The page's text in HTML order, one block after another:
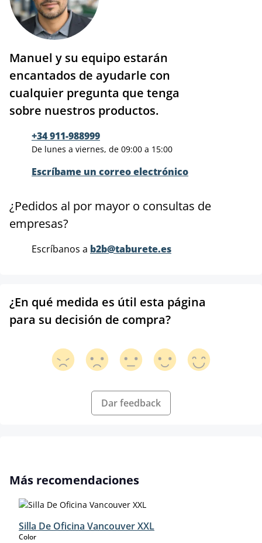
Manuel y su equipo estarán
encantados de ayudarle con
cualquier pregunta que tenga
sobre nuestros productos.
+34 911-988999
De lunes a viernes, de 09:00 a 15:00
Escríbame un correo electrónico
¿Pedidos al por mayor o consultas de
empresas?
Escríbanos a b2b@taburete.es
¿En qué medida es útil esta página
para su decisión de compra?
Dar feedback
Omitir la galería de productos
Más recomendaciones
Silla De Oficina Vancouver XXL
Colorselect